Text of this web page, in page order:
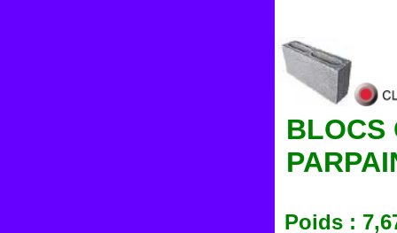
BLOCS
Poids :